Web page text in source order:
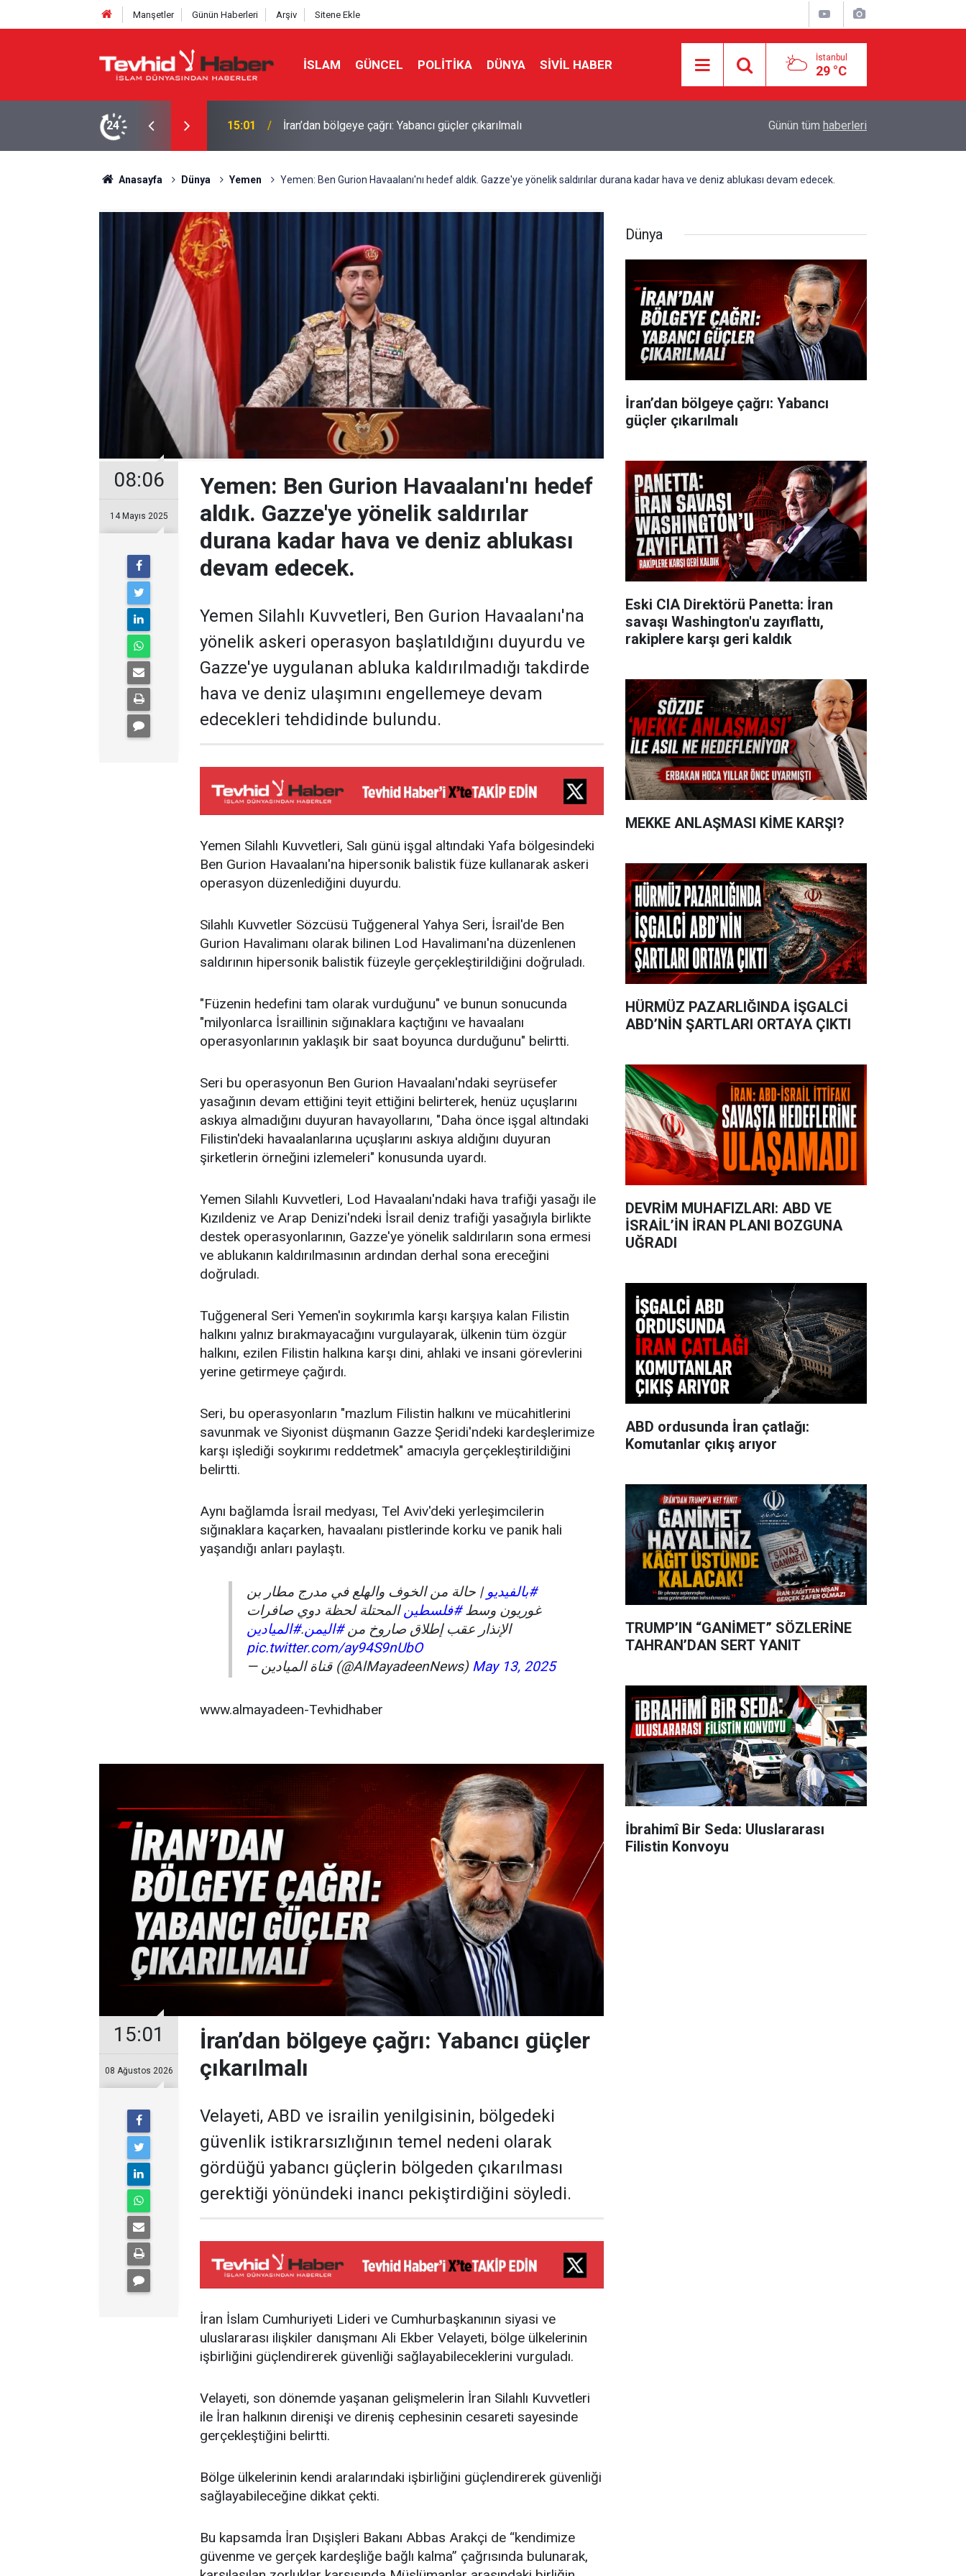
Manşetler Günün Haberleri Arşiv Sitene Ekle
İSLAM GÜNCEL POLITIKA DÜNYA SIVIL HABER İstanbul
29 °C
24 14:17
Eski CIA Direktörü Panetta: İran savaşı Washington'u zayıflattı, rakiplere karşı
geri kaldık
MEKKE ANLAŞMASI KİME KARŞI?
Günün tüm haberleri
Anasayfa Dünya Yemen Yemen: Ben Gurion Havaalanı'nı hedef aldık. Gazze'ye yönelik saldırılar durana kadar hava ve deniz ablukası devam edecek.
08:06
14 Mayıs 2025
Yemen: Ben Gurion Havaalanı'nı hedef
aldık. Gazze'ye yönelik saldırılar
durana kadar hava ve deniz ablukası
devam edecek.
Yemen Silahlı Kuvvetleri, Ben Gurion Havaalanı'na
yönelik askeri operasyon başlatıldığını duyurdu ve
Gazze'ye uygulanan abluka kaldırılmadığı takdirde
hava ve deniz ulaşımını engellemeye devam
edecekleri tehdidinde bulundu.
Yemen Silahlı Kuvvetleri, Salı günü işgal altındaki Yafa bölgesindeki
Ben Gurion Havaalanı'na hipersonik balistik füze kullanarak askeri
operasyon düzenlediğini duyurdu.
Silahlı Kuvvetler Sözcüsü Tuğgeneral Yahya Seri, İsrail'de Ben
Gurion Havalimanı olarak bilinen Lod Havalimanı'na düzenlenen
saldırının hipersonik balistik füzeyle gerçekleştirildiğini doğruladı.
"Füzenin hedefini tam olarak vurduğunu" ve bunun sonucunda
"milyonlarca İsraillinin sığınaklara kaçtığını ve havaalanı
operasyonlarının yaklaşık bir saat boyunca durduğunu" belirtti.
Seri bu operasyonun Ben Gurion Havaalanı'ndaki seyrüsefer
yasağının devam ettiğini teyit ettiğini belirterek, henüz uçuşlarını
askıya almadığını duyuran havayollarını, "Daha önce işgal altındaki
Filistin'deki havaalanlarına uçuşlarını askıya aldığını duyuran
şirketlerin örneğini izlemeleri" konusunda uyardı.
Yemen Silahlı Kuvvetleri, Lod Havaalanı'ndaki hava trafiği yasağı ile
Kızıldeniz ve Arap Denizi'ndeki İsrail deniz trafiği yasağıyla birlikte
destek operasyonlarının, Gazze'ye yönelik saldırıların sona ermesi
ve ablukanın kaldırılmasının ardından derhal sona ereceğini
doğruladı.
Tuğgeneral Seri Yemen'in soykırımla karşı karşıya kalan Filistin
halkını yalnız bırakmayacağını vurgulayarak, ülkenin tüm özgür
halkını, ezilen Filistin halkına karşı dini, ahlaki ve insani görevlerini
yerine getirmeye çağırdı.
Seri, bu operasyonların "mazlum Filistin halkını ve mücahitlerini
savunmak ve Siyonist düşmanın Gazze Şeridi'ndeki kardeşlerimize
karşı işlediği soykırımı reddetmek" amacıyla gerçekleştirildiğini
belirtti.
Aynı bağlamda İsrail medyası, Tel Aviv'deki yerleşimcilerin
sığınaklara kaçarken, havaalanı pistlerinde korku ve panik hali
yaşandığı anları paylaştı.
#بالفيديو | حالة من الخوف والهلع في مدرج مطار بن
غوريون وسط#فلسطينالمحتلة لحظة دوي صافرات
الإنذار عقب إطلاق صاروخ من#اليمن.#الميادين
pic.twitter.com/ay94S9nUbO
— قناة الميادين (@AlMayadeenNews) May 13, 2025
www.almayadeen-Tevhidhaber
15:01
08 Ağustos 2026
İran’dan bölgeye çağrı: Yabancı güçler
çıkarılmalı
Velayeti, ABD ve israilin yenilgisinin, bölgedeki
güvenlik istikrarsızlığının temel nedeni olarak
gördüğü yabancı güçlerin bölgeden çıkarılması
gerektiği yönündeki inancı pekiştirdiğini söyledi.
İran İslam Cumhuriyeti Lideri ve Cumhurbaşkanının siyasi ve
uluslararası ilişkiler danışmanı Ali Ekber Velayeti, bölge ülkelerinin
işbirliğini güçlendirerek güvenliği sağlayabileceklerini vurguladı.
Velayeti, son dönemde yaşanan gelişmelerin İran Silahlı Kuvvetleri
ile İran halkının direnişi ve direniş cephesinin cesareti sayesinde
gerçekleştiğini belirtti.
Bölge ülkelerinin kendi aralarındaki işbirliğini güçlendirerek güvenliği
sağlayabileceğine dikkat çekti.
Bu kapsamda İran Dışişleri Bakanı Abbas Arakçi de “kendimize
güvenme ve gerçek kardeşliğe bağlı kalma” çağrısında bulunarak,
Dünya
İran’dan bölgeye çağrı: Yabancı
güçler çıkarılmalı
Eski CIA Direktörü Panetta: İran
savaşı Washington'u zayıflattı,
rakiplere karşı geri kaldık
MEKKE ANLAŞMASI KİME KARŞI?
HÜRMÜZ PAZARLIĞINDA İŞGALCİ
ABD’NİN ŞARTLARI ORTAYA ÇIKTI
DEVRİM MUHAFIZLARI: ABD VE
İSRAİL’İN İRAN PLANI BOZGUNA
UĞRADI
ABD ordusunda İran çatlağı:
Komutanlar çıkış arıyor
TRUMP’IN “GANİMET” SÖZLERİNE
TAHRAN’DAN SERT YANIT
İbrahimî Bir Seda: Uluslararası
Filistin Konvoyu